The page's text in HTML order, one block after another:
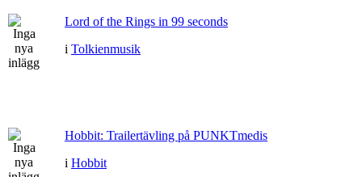
Lord of the Rings in 99 seconds
i Tolkienmusik
Hobbit: Trailertävling på PUNKTmedis
i Hobbit